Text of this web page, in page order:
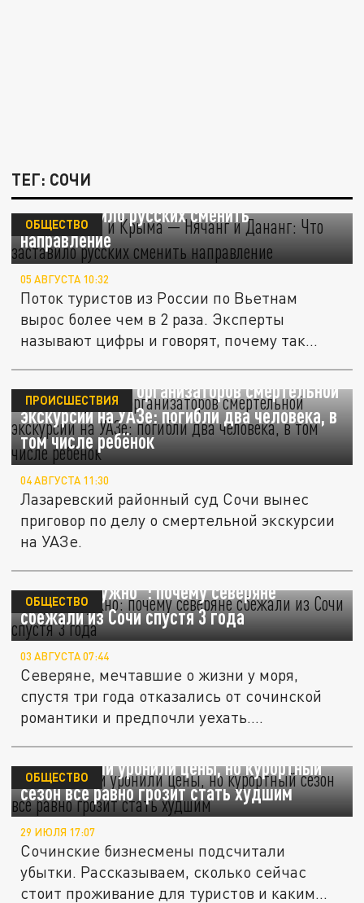
ТЕГ: СОЧИ
Вместо Сочи и Крыма — Нячанг и Дананг:
Что заставило русских сменить
направление
ОБЩЕСТВО
05 АВГУСТА 10:32
Поток туристов из России по Вьетнам
вырос более чем в 2 раза. Эксперты
называют цифры и говорят, почему так...
В Сочи осудили организаторов смертельной
экскурсии на УАЗе: погибли два человека, в
том числе ребёнок
ПРОИСШЕСТВИЯ
04 АВГУСТА 11:30
Лазаревский районный суд Сочи вынес
приговор по делу о смертельной экскурсии
на УАЗе.
"Море не нужно": почему северяне
сбежали из Сочи спустя 3 года
ОБЩЕСТВО
03 АВГУСТА 07:44
Северяне, мечтавшие о жизни у моря,
спустя три года отказались от сочинской
романтики и предпочли уехать....
В Сочи отели уронили цены, но курортный
сезон все равно грозит стать худшим
ОБЩЕСТВО
29 ИЮЛЯ 17:07
Сочинские бизнесмены подсчитали
убытки. Рассказываем, сколько сейчас
стоит проживание для туристов и каким...